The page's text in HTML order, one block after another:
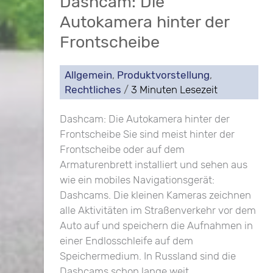
Autokamera hinter der
Frontscheibe
Allgemein, Produktvorstellung,
Rechtliches / 3 Minuten Lesezeit
Dashcam: Die Autokamera hinter der
Frontscheibe Sie sind meist hinter der
Frontscheibe oder auf dem
Armaturenbrett installiert und sehen aus
wie ein mobiles Navigationsgerät:
Dashcams. Die kleinen Kameras zeichnen
alle Aktivitäten im Straßenverkehr vor dem
Auto auf und speichern die Aufnahmen in
einer Endlosschleife auf dem
Speichermedium. In Russland sind die